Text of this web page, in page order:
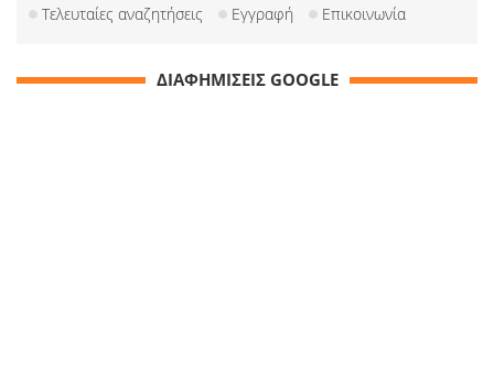
Τελευταίες αναζητήσεις
Εγγραφή Επικοινωνία
ΔΙΑΦΗΜΙΣΕΙΣ GOOGLE